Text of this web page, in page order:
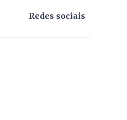
Redes sociais